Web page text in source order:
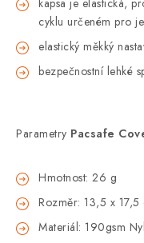
kapsa je elastická,
cyklu určeném pro
elastický měkký
bezpečnostní lehké
Parametry Pacsafe
Hmotnost: 26 g
Rozměr: 13,5 x 17,5
Materiál: 190gsm